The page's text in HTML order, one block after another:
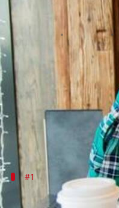
डिस्टेंस लर्निंग
लेखन Jan 31, 2020
क्या है खबर?
आज के समय में लोगों के
डिस्टेंस लर्निंग के
जहां एक तरफ इसके
#1
पढ़ाई पर दे पाते